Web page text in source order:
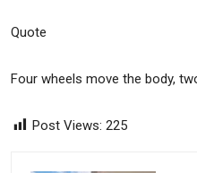
Quote
Four wheels move the body,
Post Views: 225